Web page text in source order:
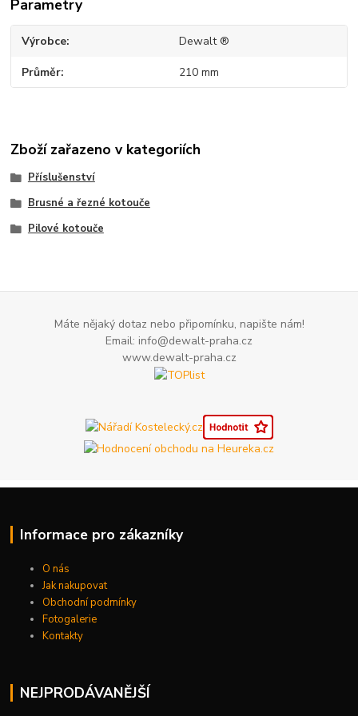
Parametry
Výrobce Dewalt ®
Průměr 210 mm
Zboží zařazeno v kategoriích
Příslušenství
Brusné a řezné kotouče
Pilové kotouče
Máte nějaký dotaz nebo připomínku, napište nám!
Email: info@dewalt-praha.cz
www.dewalt-praha.cz
Informace pro zákazníky
O nás
Jak nakupovat
Obchodní podmínky
Fotogalerie
Kontakty
NEJPRODÁVANĚJŠÍ